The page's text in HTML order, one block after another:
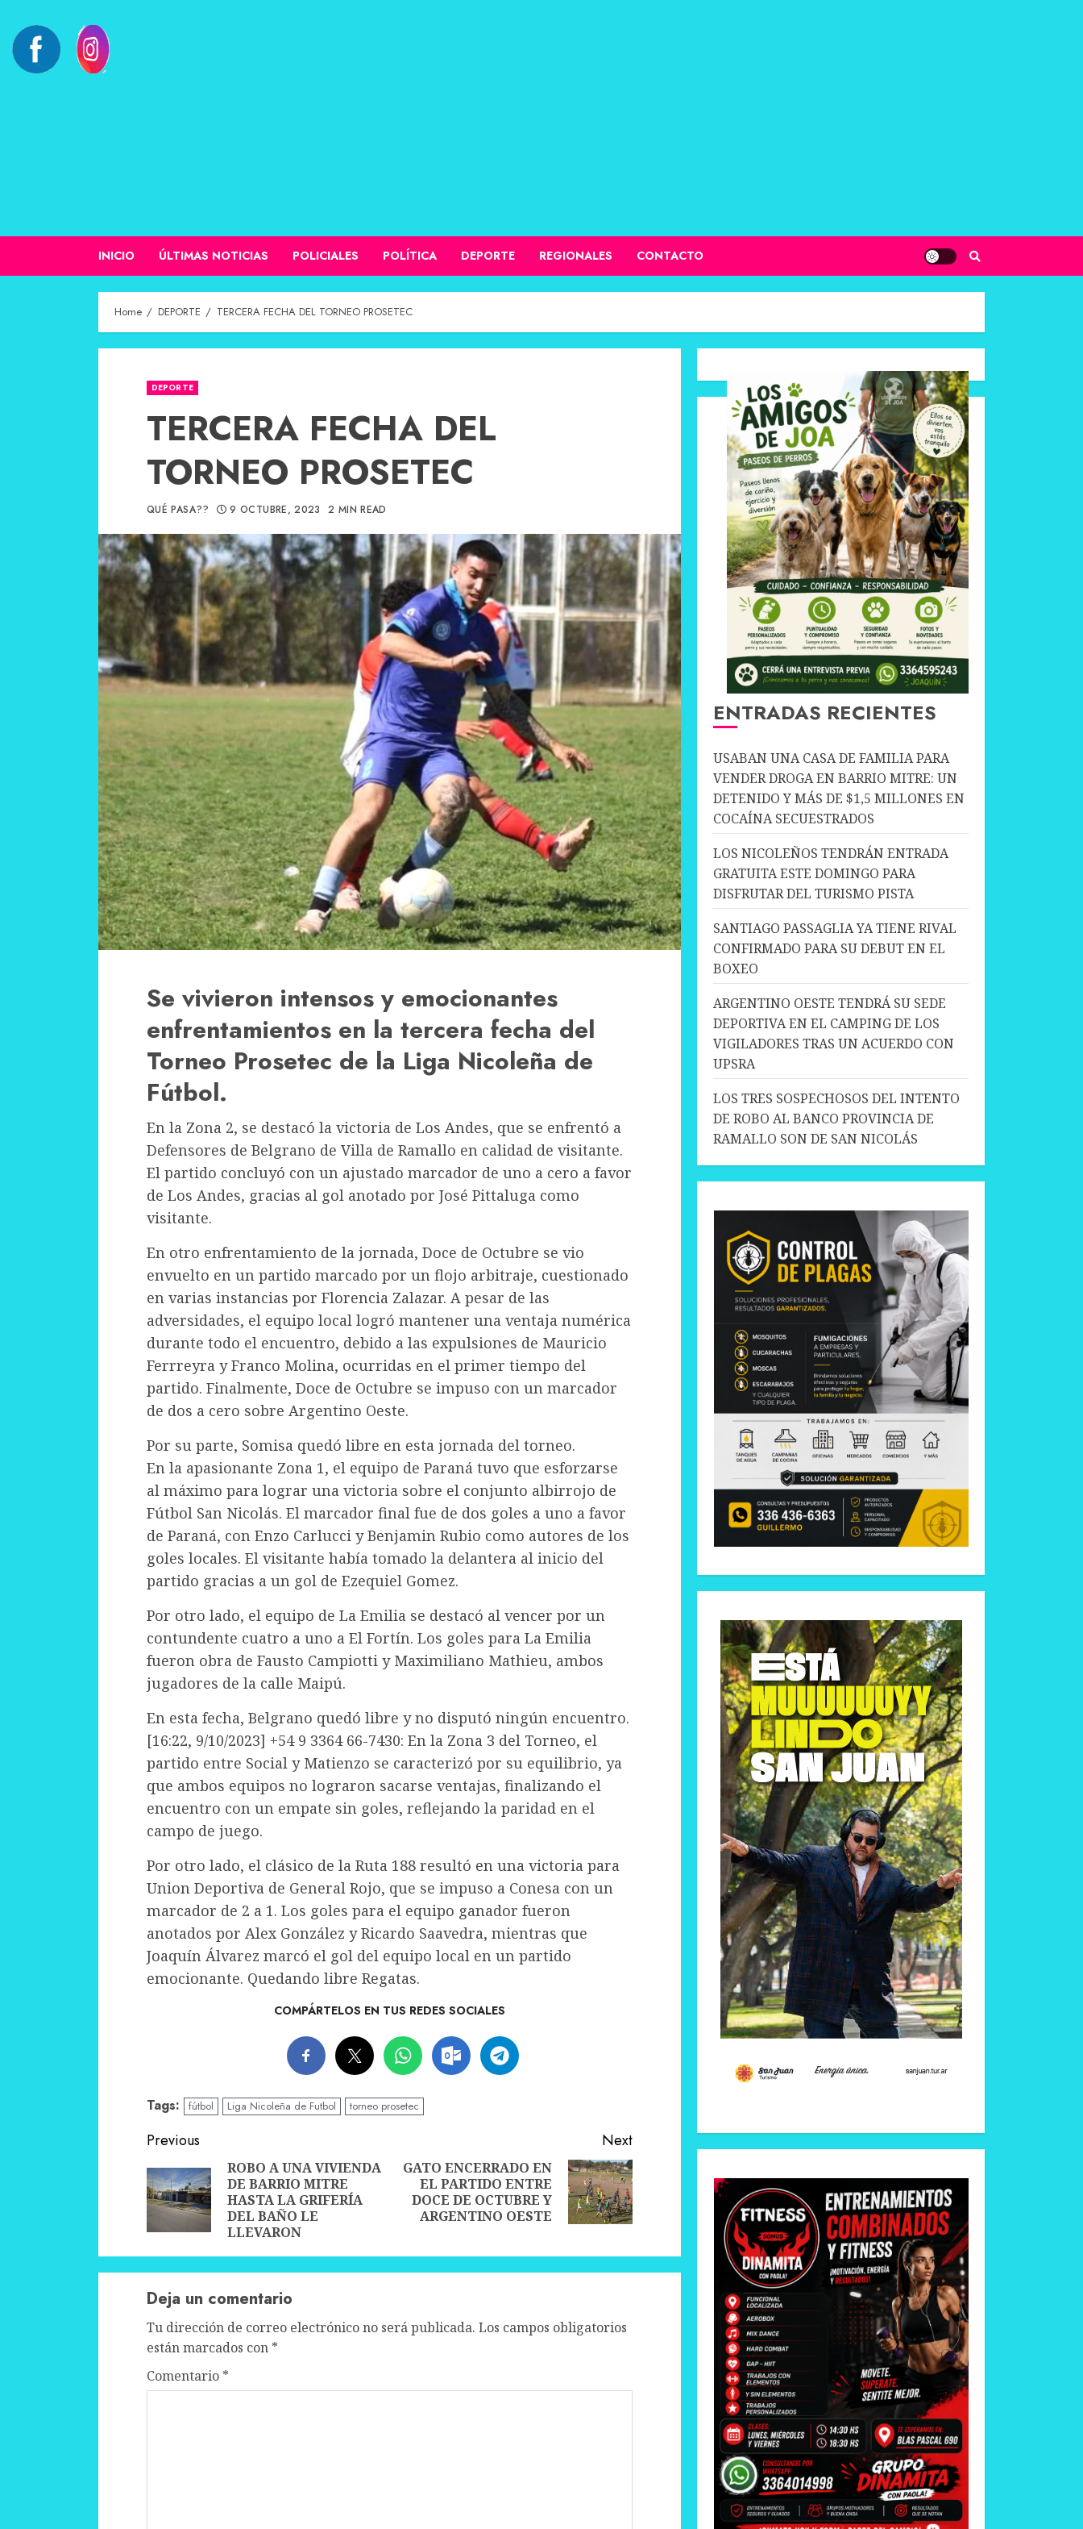
INICIO ÚLTIMAS NOTICIAS POLICIALES POLÍTICA DEPORTE REGIONALES CONTACTO
Home DEPORTE TERCERA FECHA DEL TORNEO PROSETEC
DEPORTE
TERCERA FECHA DEL
TORNEO PROSETEC
QUÉ PASA?? 9 OCTUBRE, 2023 2 MIN READ
Se vivieron intensos y emocionantes
enfrentamientos en la tercera fecha del
Torneo Prosetec de la Liga Nicoleña de
Fútbol.
En la Zona 2, se destacó la victoria de Los Andes, que se enfrentó a
Defensores de Belgrano de Villa de Ramallo en calidad de visitante.
El partido concluyó con un ajustado marcador de uno a cero a favor
de Los Andes, gracias al gol anotado por José Pittaluga como
visitante.
En otro enfrentamiento de la jornada, Doce de Octubre se vio
envuelto en un partido marcado por un flojo arbitraje, cuestionado
en varias instancias por Florencia Zalazar. A pesar de las
adversidades, el equipo local logró mantener una ventaja numérica
durante todo el encuentro, debido a las expulsiones de Mauricio
Ferrreyra y Franco Molina, ocurridas en el primer tiempo del
partido. Finalmente, Doce de Octubre se impuso con un marcador
de dos a cero sobre Argentino Oeste.
Por su parte, Somisa quedó libre en esta jornada del torneo.
En la apasionante Zona 1, el equipo de Paraná tuvo que esforzarse
al máximo para lograr una victoria sobre el conjunto albirrojo de
Fútbol San Nicolás. El marcador final fue de dos goles a uno a favor
de Paraná, con Enzo Carlucci y Benjamin Rubio como autores de los
goles locales. El visitante había tomado la delantera al inicio del
partido gracias a un gol de Ezequiel Gomez.
Por otro lado, el equipo de La Emilia se destacó al vencer por un
contundente cuatro a uno a El Fortín. Los goles para La Emilia
fueron obra de Fausto Campiotti y Maximiliano Mathieu, ambos
jugadores de la calle Maipú.
En esta fecha, Belgrano quedó libre y no disputó ningún encuentro.
[16:22, 9/10/2023] +54 9 3364 66-7430: En la Zona 3 del Torneo, el
partido entre Social y Matienzo se caracterizó por su equilibrio, ya
que ambos equipos no lograron sacarse ventajas, finalizando el
encuentro con un empate sin goles, reflejando la paridad en el
campo de juego.
Por otro lado, el clásico de la Ruta 188 resultó en una victoria para
Union Deportiva de General Rojo, que se impuso a Conesa con un
marcador de 2 a 1. Los goles para el equipo ganador fueron
anotados por Alex González y Ricardo Saavedra, mientras que
Joaquín Álvarez marcó el gol del equipo local en un partido
emocionante. Quedando libre Regatas.
COMPÁRTELOS EN TUS REDES SOCIALES
Tags: fútbol Liga Nicoleña de Futbol torneo prosetec
Continue
Reading
Previous
Previous
post:
ROBO A UNA VIVIENDA
DE BARRIO MITRE
HASTA LA GRIFERÍA
DEL BAÑO LE
LLEVARON
Next
Next
post:
GATO ENCERRADO EN
EL PARTIDO ENTRE
DOCE DE OCTUBRE Y
ARGENTINO OESTE
Deja un comentario
Tu dirección de correo electrónico no será publicada. Los campos obligatorios
están marcados con *
Comentario *
ENTRADAS RECIENTES
USABAN UNA CASA DE FAMILIA PARA
VENDER DROGA EN BARRIO MITRE: UN
DETENIDO Y MÁS DE $1,5 MILLONES EN
COCAÍNA SECUESTRADOS
LOS NICOLEÑOS TENDRÁN ENTRADA
GRATUITA ESTE DOMINGO PARA
DISFRUTAR DEL TURISMO PISTA
SANTIAGO PASSAGLIA YA TIENE RIVAL
CONFIRMADO PARA SU DEBUT EN EL
BOXEO
ARGENTINO OESTE TENDRÁ SU SEDE
DEPORTIVA EN EL CAMPING DE LOS
VIGILADORES TRAS UN ACUERDO CON
UPSRA
LOS TRES SOSPECHOSOS DEL INTENTO
DE ROBO AL BANCO PROVINCIA DE
RAMALLO SON DE SAN NICOLÁS